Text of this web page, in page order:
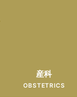
産科
OBSTETRICS